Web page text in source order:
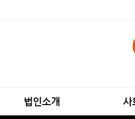
법인소개 사